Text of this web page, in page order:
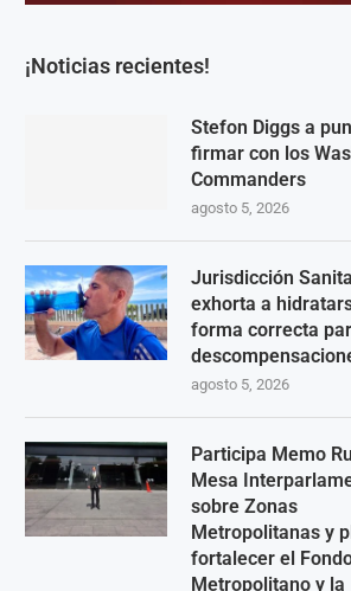
¡Noticias recientes!
Stefon Diggs a
firmar con los
Commanders
agosto 5, 2026
Jurisdicción
exhorta a
forma correcta
agosto 5, 2026
Participa Memo
Mesa
sobre Zonas
Metropolitanas y
fortalecer el
Metropolitano y la